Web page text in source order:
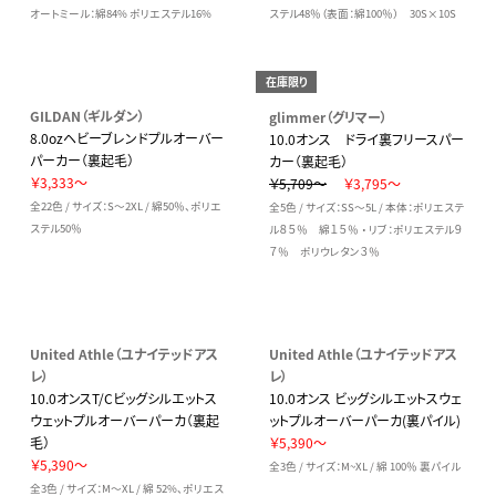
オートミール：綿84% ポリエステル16% ステル48％（表面：綿100％） 30S×10S
GILDAN（ギルダン）
8.0ozヘビーブレンドプルオーバー
パーカー（裏起毛）
￥3,333～
全22色 / サイズ：S～2XL / 綿50％、ポリエ
ステル50％
在庫限り
glimmer（グリマー）
10.0オンス ドライ裏フリースパー
カー（裏起毛）
￥5,709～
￥3,795～
全5色 / サイズ：SS～5L / 本体：ポリエステ
ル８５％ 綿１５％ ・ リブ：ポリエステル９
７％ ポリウレタン３％
United Athle（ユナイテッドアス
レ）
10.0オンスT/Cビッグシルエットス
ウェットプルオーバーパーカ（裏起
毛）
￥5,390～
全3色 / サイズ：M～XL / 綿 52%、ポリエス
United Athle（ユナイテッドアス
レ）
10.0オンス ビッグシルエットスウェ
ットプルオーバーパーカ(裏パイル)
￥5,390～
全3色 / サイズ：M~XL / 綿 100％ 裏パイル